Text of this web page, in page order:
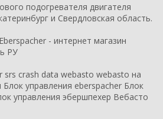
подогревателя двигателя
и Свердловская область.
- интернет магазин
РУ
srs crash data webasto webasto на
Блок управления eberspacher Блок
управления эбершпехер Вебасто